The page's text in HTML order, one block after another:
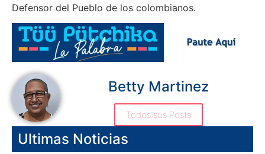
Defensor del Pueblo de los colombianos.
Betty Martinez
Todos sus Posts
Ultimas Noticias